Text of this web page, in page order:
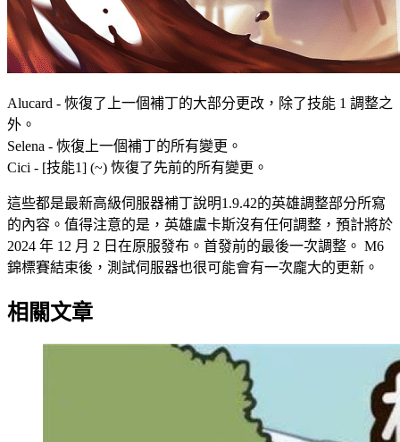
Alucard - 恢復了上一個補丁的大部分更改，除了技能 1 調整之
外。
Selena - 恢復上一個補丁的所有變更。
Cici - [技能1] (~) 恢復了先前的所有變更。
這些都是最新高級伺服器補丁說明1.9.42的英雄調整部分所寫
的內容。值得注意的是，英雄盧卡斯沒有任何調整，預計將於
2024 年 12 月 2 日在原服發布。首發前的最後一次調整。 M6
錦標賽結束後，測試伺服器也很可能會有一次龐大的更新。
相關文章